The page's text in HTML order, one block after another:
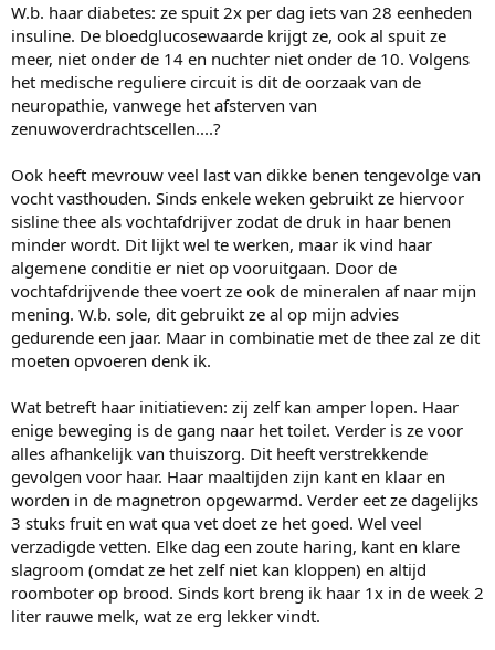
W.b. haar diabetes: ze spuit 2x per dag iets van 28 eenheden
insuline. De bloedglucosewaarde krijgt ze, ook al spuit ze
meer, niet onder de 14 en nuchter niet onder de 10. Volgens
het medische reguliere circuit is dit de oorzaak van de
neuropathie, vanwege het afsterven van
zenuwoverdrachtscellen....?
Ook heeft mevrouw veel last van dikke benen tengevolge van
vocht vasthouden. Sinds enkele weken gebruikt ze hiervoor
sisline thee als vochtafdrijver zodat de druk in haar benen
minder wordt. Dit lijkt wel te werken, maar ik vind haar
algemene conditie er niet op vooruitgaan. Door de
vochtafdrijvende thee voert ze ook de mineralen af naar mijn
mening. W.b. sole, dit gebruikt ze al op mijn advies
gedurende een jaar. Maar in combinatie met de thee zal ze dit
moeten opvoeren denk ik.
Wat betreft haar initiatieven: zij zelf kan amper lopen. Haar
enige beweging is de gang naar het toilet. Verder is ze voor
alles afhankelijk van thuiszorg. Dit heeft verstrekkende
gevolgen voor haar. Haar maaltijden zijn kant en klaar en
worden in de magnetron opgewarmd. Verder eet ze dagelijks
3 stuks fruit en wat qua vet doet ze het goed. Wel veel
verzadigde vetten. Elke dag een zoute haring, kant en klare
slagroom (omdat ze het zelf niet kan kloppen) en altijd
roomboter op brood. Sinds kort breng ik haar 1x in de week 2
liter rauwe melk, wat ze erg lekker vindt.